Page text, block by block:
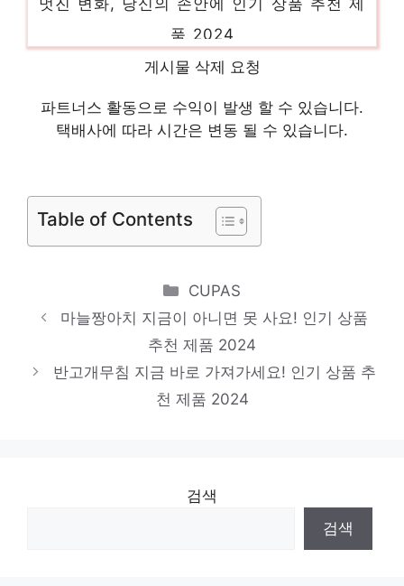
품 2024
콩잎물김치
센스있는 선물, 지금 만나보세요! 인기 상품
추천 제품 2024
인터넷반찬가게
품 2024
답바지음식
천 제품 2024
이천쌀김부각
지금 바로 가져가세요! 인기 상품 추천 제품
2024
게시물 삭제 요청
파트너스 활동으로 수익이 발생 할 수 있습니다.
택배사에 따라 시간은 변동 될 수 있습니다.
Table of Contents
Categories
CUPAS
마늘짱아치 지금이 아니면 못 사요! 인기 상품
추천 제품 2024
반고개무침 지금 바로 가져가세요! 인기 상품 추
천 제품 2024
검색
검색